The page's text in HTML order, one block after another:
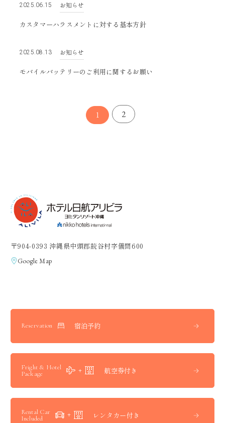
2025.06.15 お知らせ
カスタマーハラスメントに対する基本方針
2025.08.13 お知らせ
モバイルバッテリーのご利用に関するお願い
1 2
〒904-0393 沖縄県中頭郡読谷村字儀間600
Google Map
Reservation 宿泊予約
Fright & Hotel
Package
航空券付き
Rental Car
Included
レンタカー付き